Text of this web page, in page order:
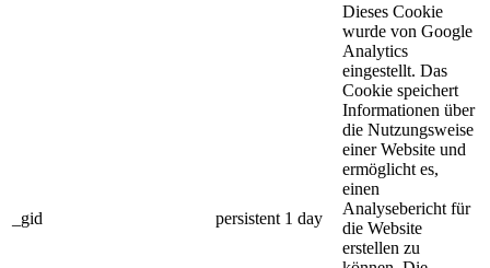
_gid persistent 1 day
Dieses Cookie
wurde von Google
Analytics
eingestellt. Das
Cookie speichert
Informationen über
die Nutzungsweise
einer Website und
ermöglicht es,
einen
Analysebericht für
die Website
erstellen zu